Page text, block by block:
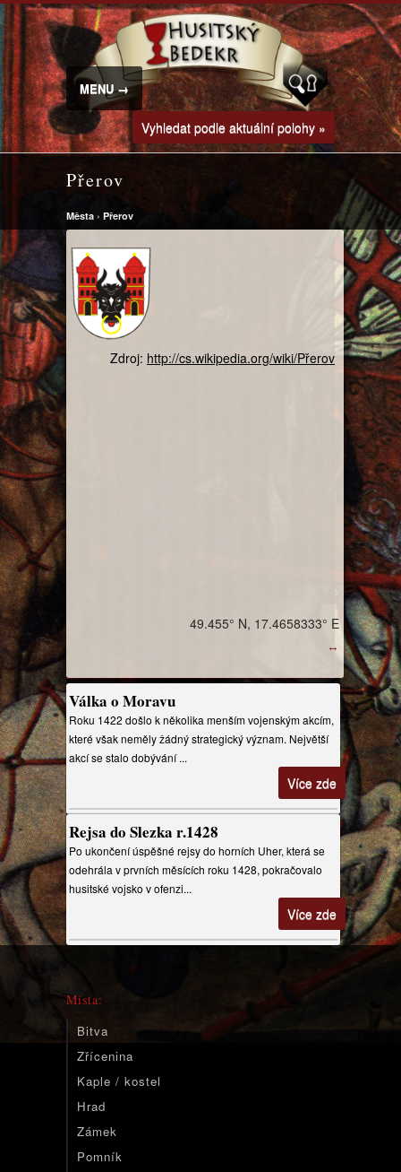
MENU →
Vyhledat podle aktuální polohy »
Přerov
Města › Přerov
Zdroj: http://cs.wikipedia.org/wiki/Přerov
↔
49.455° N, 17.4658333° E
Válka o Moravu
Roku 1422 došlo k několika menším vojenským akcím,
které však neměly žádný strategický význam. Největší
akcí se stalo dobývání ...
Více zde
Rejsa do Slezka r.1428
Po ukončení úspěšné rejsy do horních Uher, která se
odehrála v prvních měsících roku 1428, pokračovalo
husitské vojsko v ofenzi...
Více zde
Místa:
Bitva
Zřícenina
Kaple / kostel
Hrad
Zámek
Pomník